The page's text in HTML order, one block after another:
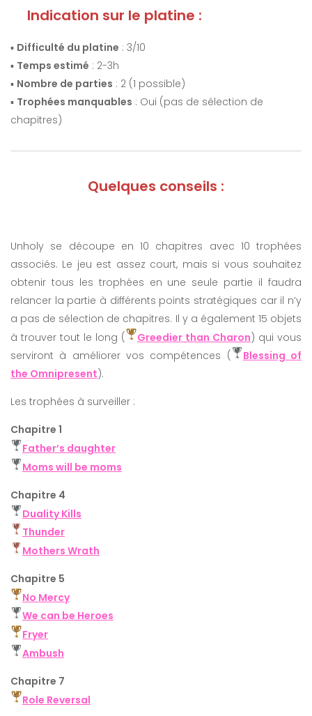
Indication sur le platine :
▪️ Difficulté du platine : 3/10
▪️ Temps estimé : 2-3h
▪️ Nombre de parties : 2 (1 possible)
▪️ Trophées manquables : Oui (pas de sélection de
chapitres)
Quelques conseils :
Unholy se découpe en 10 chapitres avec 10 trophées
associés. Le jeu est assez court, mais si vous souhaitez
obtenir tous les trophées en une seule partie il faudra
relancer la partie à différents points stratégiques car il n’y
a pas de sélection de chapitres. Il y a également 15 objets
à trouver tout le long (
Greedier than Charon) qui vous
serviront à améliorer vos compétences (
Blessing of
the Omnipresent).
Les trophées à surveiller :
Chapitre 1
Father’s daughter
Moms will be moms
Chapitre 4
Duality Kills
Thunder
Mothers Wrath
Chapitre 5
No Mercy
We can be Heroes
Fryer
Ambush
Chapitre 7
Role Reversal